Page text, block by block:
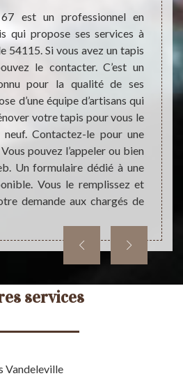
est un professionnel en
qui propose ses services à
54115. Si vous avez un tapis
le contacter. C’est un
pour la qualité de ses
d’une équipe d’artisans qui
votre tapis pour vous le
Contactez-le pour une
pouvez l’appeler ou bien
Un formulaire dédié à une
Vous le remplissez et
demande aux chargés de
67
que
et
services
Vandeleville